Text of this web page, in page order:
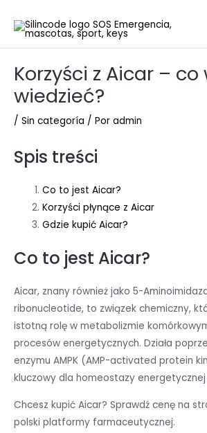
Korzyści z Aicar –
wiedzieć?
/ Sin categoría / Por admin
Spis treści
Co to jest Aicar?
Korzyści płynące z Aicar
Gdzie kupić Aicar?
Co to jest Aicar?
Aicar, znany również jako 5-
ribonucleotide, to związek chemiczny,
istotną rolę w metabolizmie
procesów energetycznych. Działa
enzymu AMPK (AMP-activated protein
kluczowy dla homeostazy energetycznej
Chcesz kupić Aicar? Sprawdź cenę na
polski platformy farmaceutycznej.